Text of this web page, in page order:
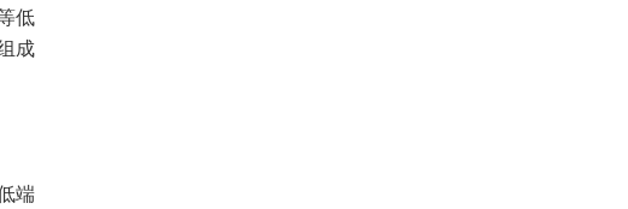
低
成
端